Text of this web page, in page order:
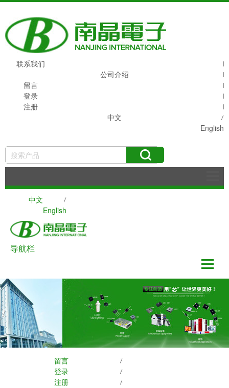
联系我们
公司介绍
留言
登录
注册
中文
English
搜索
中文
English
导航栏
留言
登录
注册